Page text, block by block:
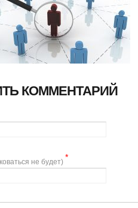
КОММЕНТАРИЙ
не будет) *